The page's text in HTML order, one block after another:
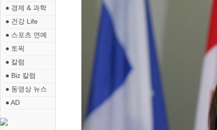
● 경제 & 과학
● 건강 Life
● 스포츠 연예
● 토픽
● 칼럼
● Biz 칼럼
● 동영상 뉴스
● AD